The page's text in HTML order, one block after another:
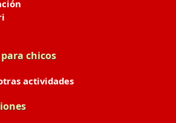
chicos
actividades